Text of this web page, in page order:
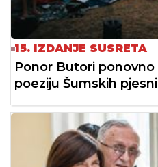
15. IZDANJE SUSRETA
Ponor Butori
poeziju Šumskih